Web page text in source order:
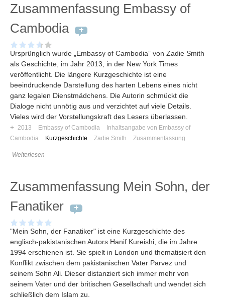
Kontaktieren
Umfragen
Aktive Forenbeiträge
Dies ist das Forum um neue Funktionen und Information zu Wünschen
Regeln (Bitte vor dem posten lesen)
Regeln (Bitte vor dem posten lesen)
Regeln (Bitte vor dem posten lesen)
Zusammenfassung Embassy of
Cambodia
Ursprünglich wurde „Embassy of Cambodia” von Zadie Smith
als Geschichte, im Jahr 2013, in der New York Times
veröffentlicht. Die längere Kurzgeschichte ist eine
beeindruckende Darstellung des harten Lebens eines nicht
ganz legalen Dienstmädchens. Die Autorin schmückt die
Dialoge nicht unnötig aus und verzichtet auf viele Details.
Vieles wird der Vorstellungskraft des Lesers überlassen.
+ 2013 Embassy of Cambodia
Inhaltsangabe von Embassy of
Cambodia
Kurzgeschichte Zadie Smith Zusammenfassung
Weiterlesen
Zusammenfassung Mein Sohn, der
Fanatiker
"Mein Sohn, der Fanatiker" ist eine Kurzgeschichte des
englisch-pakistanischen Autors Hanif Kureishi, die im Jahre
1994 erschienen ist. Sie spielt in London und thematisiert den
Konflikt zwischen dem pakistanischen Vater Parvez und
seinem Sohn Ali. Dieser distanziert sich immer mehr von
seinem Vater und der britischen Gesellschaft und wendet sich
schließlich dem Islam zu.